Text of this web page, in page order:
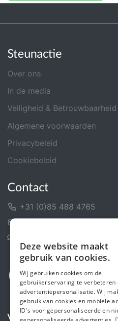
Steunactie
Over ons
In de media
Veiligheid & Betrouwbaarheid
Algemene voorwaarden
Privacybeleid
Cookiebeleid
Contact
+31 (0)85 488 4765
Deze website maakt
gebruik van cookies.
Wij gebruiken cookies om de
gebruikerservaring te verbeteren
advertentiepersonalisatie. Wij
gebruik van cookies en mobiele
ID's voor gepersonaliseerde en